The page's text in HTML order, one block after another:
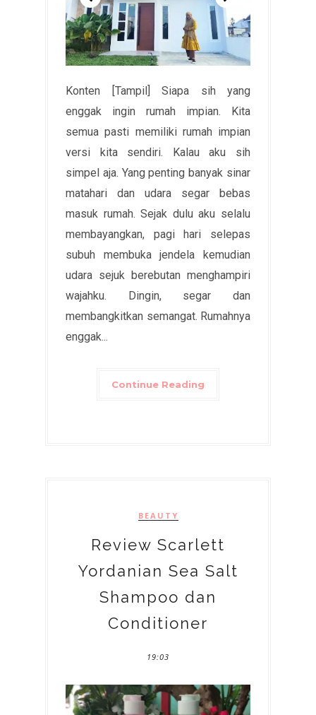
Konten [Tampil] Siapa sih yang
enggak ingin rumah impian. Kita
semua pasti memiliki rumah impian
versi kita sendiri. Kalau aku sih
simpel aja. Yang penting banyak sinar
matahari dan udara segar bebas
masuk rumah. Sejak dulu aku selalu
membayangkan, pagi hari selepas
subuh membuka jendela kemudian
udara sejuk berebutan menghampiri
wajahku. Dingin, segar dan
membangkitkan semangat. Rumahnya
enggak...
Continue Reading
BEAUTY
Review Scarlett
Yordanian Sea Salt
Shampoo dan
Conditioner
19:03